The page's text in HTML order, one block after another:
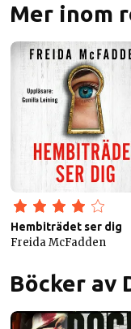
Mer inom
Hembiträdet ser dig
Freida McFadden
Böcker av